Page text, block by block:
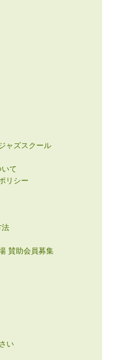
ャズスクール
て
リシー
賛助会員募集
い